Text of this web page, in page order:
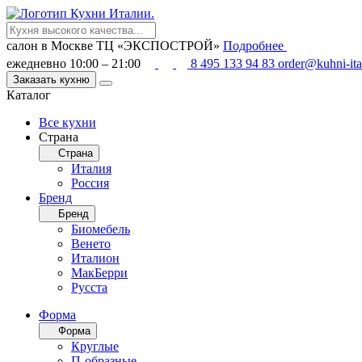
салон в Москве ТЦ «ЭКСПОСТРОЙ» Подробнее
ежедневно 10:00 – 21:00
8 495 133 94 83 order@kuhni-
Заказать кухню
Каталог
Все кухни
Страна
Страна
Италия
Россия
Бренд
Бренд
Биомебель
Венето
Италион
МакБерри
Русста
Форма
Форма
Круглые